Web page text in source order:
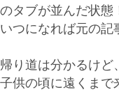
のタブが並んだ状態
いつになれば元の記
帰り道は分かるけど
子供の頃に遠くまで